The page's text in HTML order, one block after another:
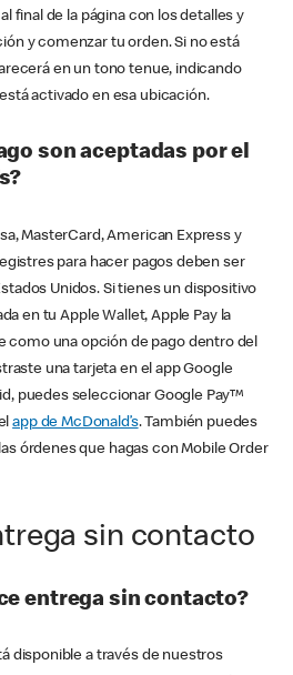
final de la página con los detalles y
y comenzar tu orden. Si no está
en un tono tenue, indicando
activado en esa ubicación.
son aceptadas por el
MasterCard, American Express y
para hacer pagos deben ser
Unidos. Si tienes un dispositivo
en tu Apple Wallet, Apple Pay la
una opción de pago dentro del
una tarjeta en el app Google
puedes seleccionar Google Pay™
app de McDonald’s. También puedes
órdenes que hagas con Mobile Order
sin contacto
entrega sin contacto?
disponible a través de nuestros